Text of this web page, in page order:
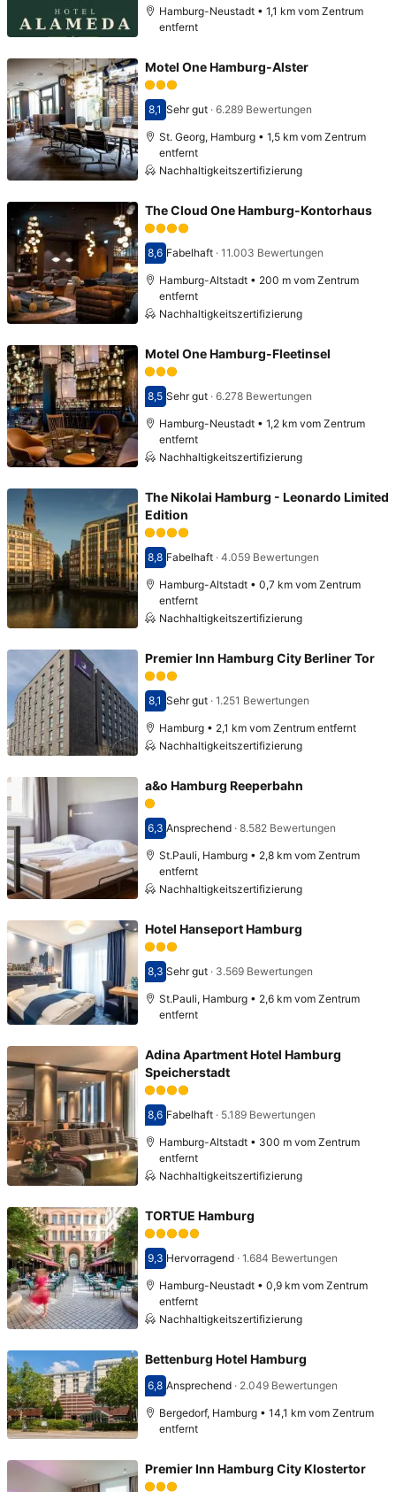
Hamburg-Neustadt • 1,1 km vom Zentrum
entfernt
Motel One Hamburg-Alster
Bewertet mit 8,1
8,1 Sehr gut· 6.289 Bewertungen
St. Georg, Hamburg • 1,5 km vom Zentrum
entfernt
Nachhaltigkeitszertifizierung
The Cloud One Hamburg-Kontorhaus
Bewertet mit 8,6
8,6 Fabelhaft· 11.003 Bewertungen
Hamburg-Altstadt • 200 m vom Zentrum
entfernt
Nachhaltigkeitszertifizierung
Motel One Hamburg-Fleetinsel
Bewertet mit 8,5
8,5 Sehr gut· 6.278 Bewertungen
Hamburg-Neustadt • 1,2 km vom Zentrum
entfernt
Nachhaltigkeitszertifizierung
The Nikolai Hamburg - Leonardo Limited
Edition
Bewertet mit 8,8
8,8 Fabelhaft· 4.059 Bewertungen
Hamburg-Altstadt • 0,7 km vom Zentrum
entfernt
Nachhaltigkeitszertifizierung
Premier Inn Hamburg City Berliner Tor
Bewertet mit 8,1
8,1 Sehr gut· 1.251 Bewertungen
Hamburg • 2,1 km vom Zentrum entfernt
Nachhaltigkeitszertifizierung
a&o Hamburg Reeperbahn
Bewertet mit 6,3
6,3 Ansprechend· 8.582 Bewertungen
St.Pauli, Hamburg • 2,8 km vom Zentrum
entfernt
Nachhaltigkeitszertifizierung
Hotel Hanseport Hamburg
Bewertet mit 8,3
8,3 Sehr gut· 3.569 Bewertungen
St.Pauli, Hamburg • 2,6 km vom Zentrum
entfernt
Adina Apartment Hotel Hamburg
Speicherstadt
Bewertet mit 8,6
8,6 Fabelhaft· 5.189 Bewertungen
Hamburg-Altstadt • 300 m vom Zentrum
entfernt
Nachhaltigkeitszertifizierung
TORTUE Hamburg
Bewertet mit 9,3
9,3 Hervorragend· 1.684 Bewertungen
Hamburg-Neustadt • 0,9 km vom Zentrum
entfernt
Nachhaltigkeitszertifizierung
Bettenburg Hotel Hamburg
Bewertet mit 6,8
6,8 Ansprechend· 2.049 Bewertungen
Bergedorf, Hamburg • 14,1 km vom Zentrum
entfernt
Premier Inn Hamburg City Klostertor